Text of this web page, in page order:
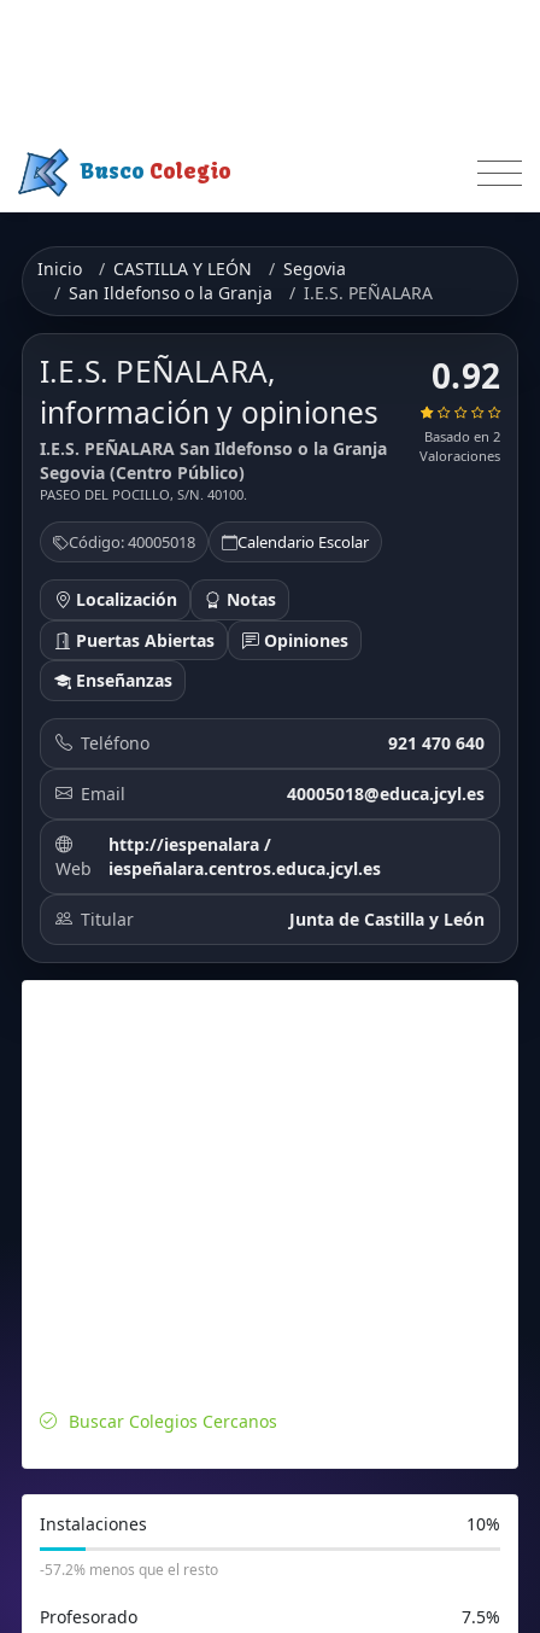
Busco Colegio
Inicio CASTILLA Y LEÓN
Segovia
San Ildefonso o la Granja
I.E.S. PEÑALARA
I.E.S. PEÑALARA,
información y opiniones
I.E.S. PEÑALARA San Ildefonso o la Granja
Segovia (Centro Público)
PASEO DEL POCILLO, S/N. 40100.
Código: 40005018 Calendario Escolar
Localización
Notas
Puertas Abiertas
Opiniones
Enseñanzas
0.92
Basado en 2
Valoraciones
Teléfono 921 470 640
Email 40005018@educa.jcyl.es
Web
http://iespenalara /
iespeñalara.centros.educa.jcyl.es
Titular Junta de Castilla y León
Buscar Colegios Cercanos
Instalaciones 10%
-57.2% menos que el resto
Profesorado 7.5%